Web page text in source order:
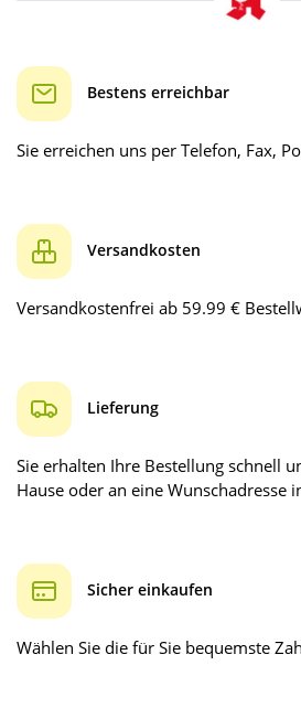
Bestens erreichbar
Sie erreichen uns per Telefon, Fax,
Versandkosten
Versandkostenfrei ab 59.99 €
Lieferung
Sie erhalten Ihre Bestellung schnell
Hause oder an eine Wunschadresse
Sicher einkaufen
Wählen Sie die für Sie bequemste